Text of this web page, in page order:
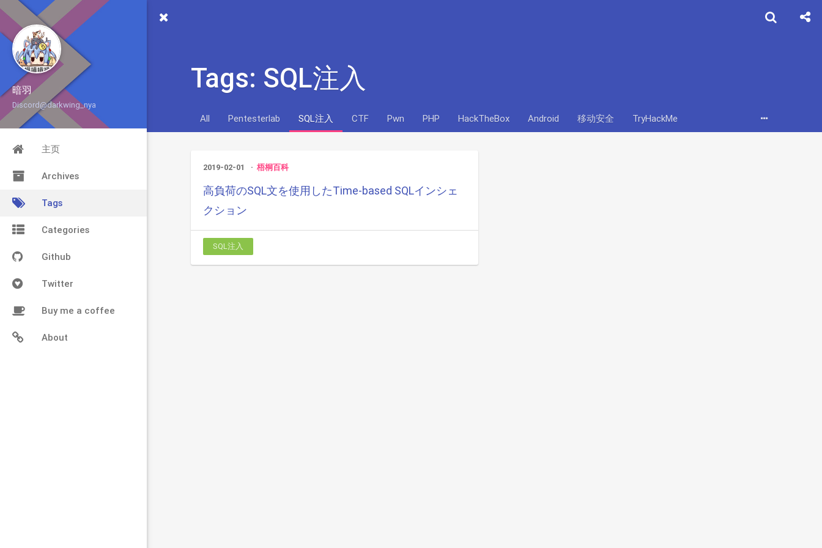
暗羽
Discord@darkwing_nya
主页
Archives
Tags
Categories
Github
Twitter
Buy me a coffee
About
Tags: SQL注入
All CTF Pwn PHP HackTheBox Android 移动安全 TryHackMe
Pentesterlab SQL注入
2019-02-01 梧桐百科
高負荷のSQL文を使用したTime-based SQLインシェ
クション
SQL注入